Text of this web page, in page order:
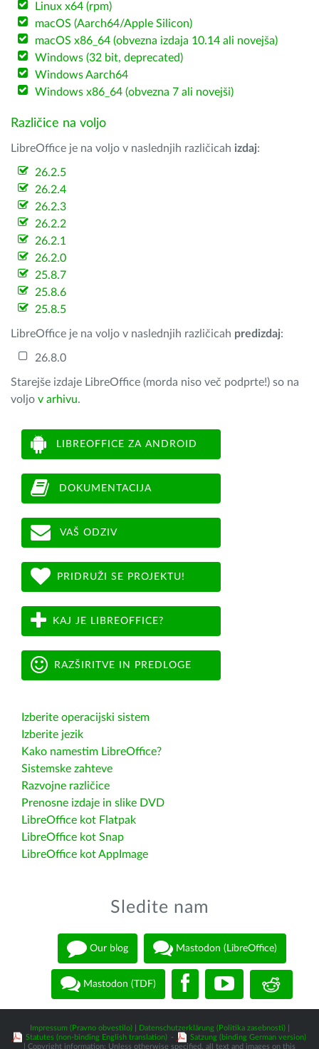
Linux x64 (rpm)
macOS (Aarch64/Apple Silicon)
macOS x86_64 (obvezna izdaja 10.14 ali novejša)
Windows (32 bit, deprecated)
Windows Aarch64
Windows x86_64 (obvezna 7 ali novejši)
Različice na voljo
LibreOffice je na voljo v naslednjih različicah izdaj:
26.2.5
26.2.4
26.2.3
26.2.2
26.2.1
26.2.0
25.8.7
25.8.6
25.8.5
LibreOffice je na voljo v naslednjih različicah predizdaj:
26.8.0
Starejše izdaje LibreOffice (morda niso več podprte!) so na
voljo v arhivu.
LIBREOFFICE ZA ANDROID
DOKUMENTACIJA
VAŠ ODZIV
PRIDRUŽI SE PROJEKTU!
KAJ JE LIBREOFFICE?
RAZŠIRITVE IN PREDLOGE
Izberite operacijski sistem
Izberite jezik
Kako namestim LibreOffice?
Sistemske zahteve
Razvojne različice
Prenosne izdaje in slike DVD
LibreOffice kot Flatpak
LibreOffice kot Snap
LibreOffice kot AppImage
Sledite nam
Our blog Mastodon (LibreOffice)
Mastodon (TDF)
Impressum (Pravno obvestilo)| Datenschutzerklärung (Politika zasebnosti)|
Statutes (non-binding English translation) -
Satzung (binding German version)
| Copyright information: Unless otherwise specified, all text and images on this